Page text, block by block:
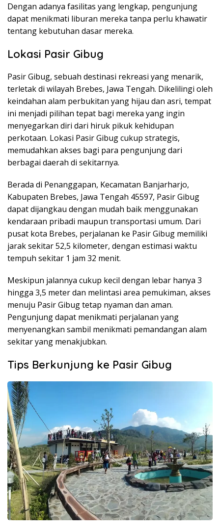
Dengan adanya fasilitas yang lengkap, pengunjung
dapat menikmati liburan mereka tanpa perlu khawatir
tentang kebutuhan dasar mereka.
Lokasi Pasir Gibug
Pasir Gibug, sebuah destinasi rekreasi yang menarik,
terletak di wilayah Brebes, Jawa Tengah. Dikelilingi oleh
keindahan alam perbukitan yang hijau dan asri, tempat
ini menjadi pilihan tepat bagi mereka yang ingin
menyegarkan diri dari hiruk pikuk kehidupan
perkotaan. Lokasi Pasir Gibug cukup strategis,
memudahkan akses bagi para pengunjung dari
berbagai daerah di sekitarnya.
Berada di Penanggapan, Kecamatan Banjarharjo,
Kabupaten Brebes, Jawa Tengah 45597, Pasir Gibug
dapat dijangkau dengan mudah baik menggunakan
kendaraan pribadi maupun transportasi umum. Dari
pusat kota Brebes, perjalanan ke Pasir Gibug memiliki
jarak sekitar 52,5 kilometer, dengan estimasi waktu
tempuh sekitar 1 jam 32 menit.
Meskipun jalannya cukup kecil dengan lebar hanya 3
hingga 3,5 meter dan melintasi area pemukiman, akses
menuju Pasir Gibug tetap nyaman dan aman.
Pengunjung dapat menikmati perjalanan yang
menyenangkan sambil menikmati pemandangan alam
sekitar yang menakjubkan.
Tips Berkunjung ke Pasir Gibug